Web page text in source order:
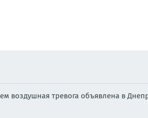
тревога объявлена в